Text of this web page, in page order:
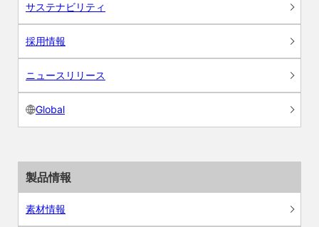
サステナビリティ
採用情報
ニュースリリース
Global
製品情報
素材情報